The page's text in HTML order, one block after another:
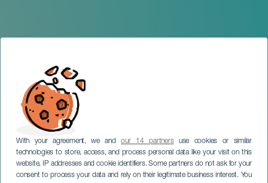
With your agreement, we andour 14 partnersuse cookies or similar
technologies to store, access, and process personal data like your visit on this
website, IP addresses and cookie identifiers. Some partners do not ask for your
consent to process your data and rely on their legitimate business interest. You